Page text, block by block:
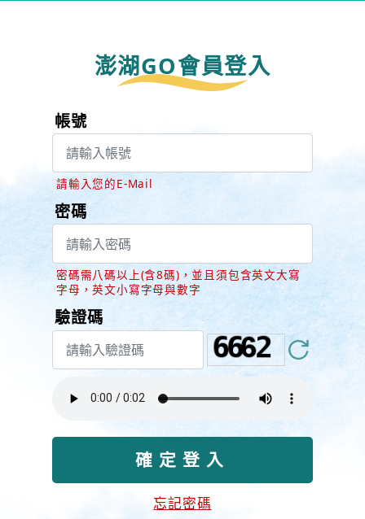
澎湖GO會員登入
帳號
請輸入您的E-Mail
密碼
密碼需八碼以上(含8碼)，並且須包含英文大寫
字母，英文小寫字母與數字
驗證碼
忘記密碼